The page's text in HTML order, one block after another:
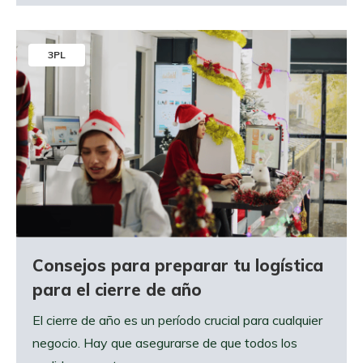
3PL
Consejos para preparar tu logística
para el cierre de año
El cierre de año es un período crucial para cualquier
negocio. Hay que asegurarse de que todos los